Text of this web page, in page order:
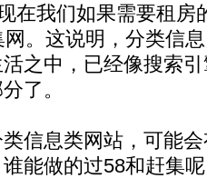
在我们如果需要租
。这说明，分类信
之中，已经像搜索
了。
信息类网站，可能
能做的过58和赶集